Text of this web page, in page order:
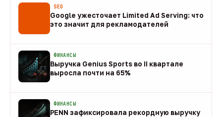
SEO
Google ужесточает Limited Ad Serving: что
это значит для рекламодателей
ФИНАНСЫ
Выручка Genius Sports во II квартале
выросла почти на 65%
ФИНАНСЫ
PENN зафиксировала рекордную выручку